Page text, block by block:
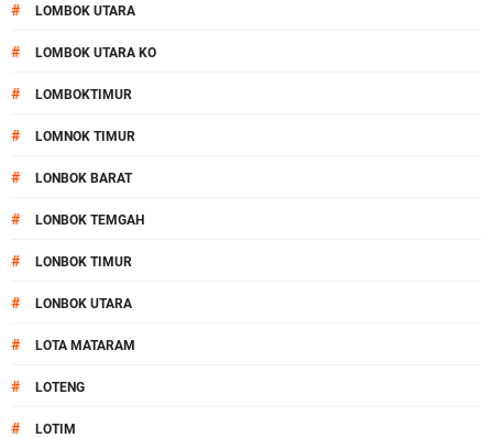
# LOMBOK UTARA
# LOMBOK UTARA KO
# LOMBOKTIMUR
# LOMNOK TIMUR
# LONBOK BARAT
# LONBOK TEMGAH
# LONBOK TIMUR
# LONBOK UTARA
# LOTA MATARAM
# LOTENG
# LOTIM